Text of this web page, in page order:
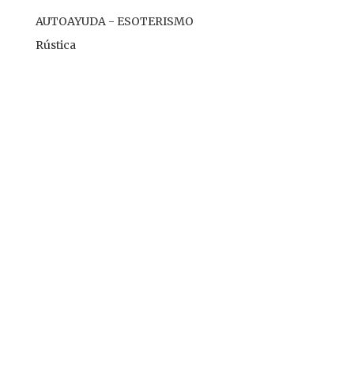
AUTOAYUDA - ESOTERISMO
Rústica